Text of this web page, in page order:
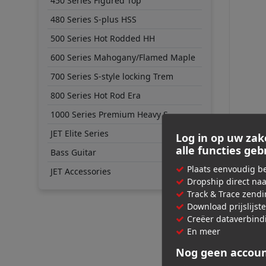
480 Series S-plus HSS
500 Series Hot Rodded HH
600 Series Mahogany/Flamed Maple
700 Series S-style locking Trem
800 Series Hot Rod Era
1000 Series Premium Heavy S
JET Elite Series
Bass Guitar
JET Accessories
JS-
€
Log in op uw
alle functies
Plaats eenvoudig
Dropship direct
Track & Trace
Download
Creëer
En meer
Nog geen